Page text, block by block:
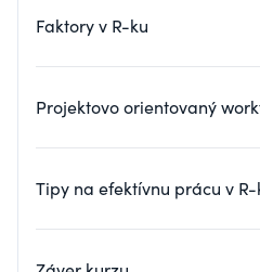
Faktory v R-ku
Projektovo orientovaný
Tipy na efektívnu prácu v R-